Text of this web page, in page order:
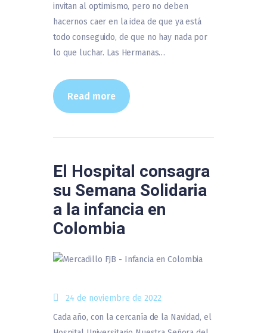
invitan al optimismo, pero no deben
hacernos caer en la idea de que ya está
todo conseguido, de que no hay nada por
lo que luchar. Las Hermanas…
Read more
El Hospital consagra
su Semana Solidaria
a la infancia en
Colombia
24 de noviembre de 2022
Cada año, con la cercanía de la Navidad, el